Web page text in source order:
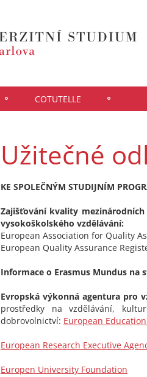
COTUTELLE
Užitečné
KE SPOLEČNÝM STUDIJNÍM
Zajišťování kvality
vysokoškolského vzdělávání:
European Association for Quality
European Quality Assurance
Informace o Erasmus Mundus na
Evropská výkonná agentura pro
prostředky na vzdělávání,
dobrovolnictví: European
European Research Executive
Europen University Foundation